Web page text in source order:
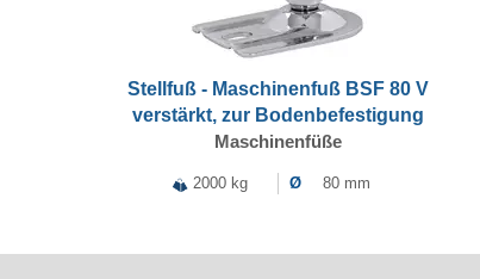
Stellfuß - Maschinenfuß BSF 80 V
verstärkt, zur Bodenbefestigung
Maschinenfüße
2000 kg Ø 80 mm